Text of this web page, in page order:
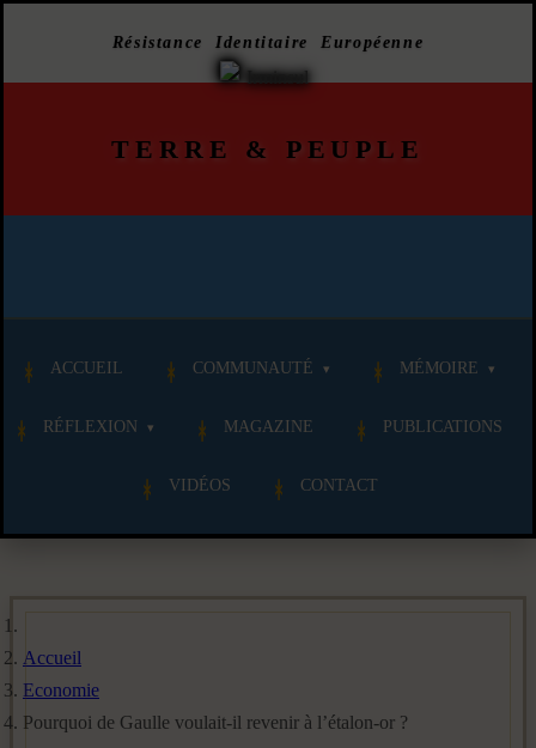
Résistance Identitaire Européenne
TERRE & PEUPLE
ACCUEIL COMMUNAUTÉ MÉMOIRE
RÉFLEXION MAGAZINE PUBLICATIONS
VIDÉOS CONTACT
Accueil
Economie
Pourquoi de Gaulle voulait-il revenir à l’étalon-or ?